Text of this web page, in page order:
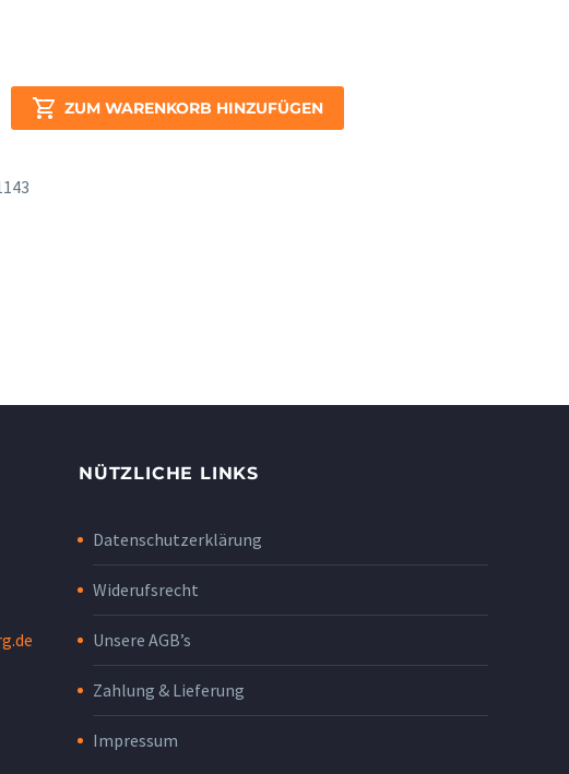
 ZUM WARENKORB HINZUFÜGEN
NÜTZLICHE LINKS
Datenschutzerklärung
Widerufsrecht
Unsere AGB’s
Zahlung & Lieferung
Impressum